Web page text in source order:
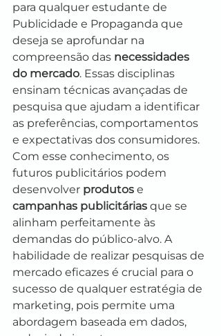
para qualquer estudante de
Publicidade e Propaganda que
deseja se aprofundar na
compreensão das necessidades
do mercado. Essas disciplinas
ensinam técnicas avançadas de
pesquisa que ajudam a identificar
as preferências, comportamentos
e expectativas dos consumidores.
Com esse conhecimento, os
futuros publicitários podem
desenvolver produtos e
campanhas publicitárias que se
alinham perfeitamente às
demandas do público-alvo. A
habilidade de realizar pesquisas de
mercado eficazes é crucial para o
sucesso de qualquer estratégia de
marketing, pois permite uma
abordagem baseada em dados,